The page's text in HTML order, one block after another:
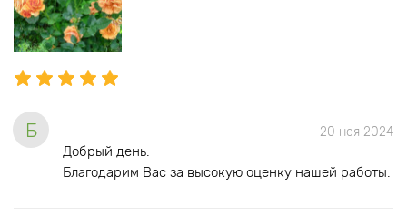
Б 20 ноя 2024
Добрый день.
Благодарим Вас за высокую оценку нашей работы.